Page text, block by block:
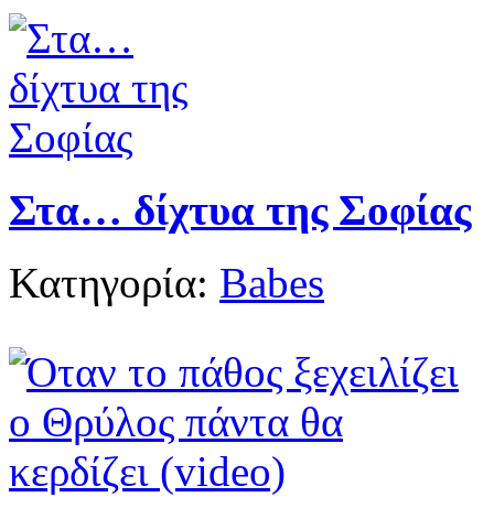
Στα… δίχτυα της Σοφίας
Κατηγορία: Babes